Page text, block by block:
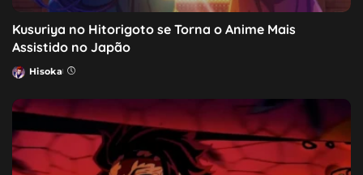
Kusuriya no Hitorigoto se Torna o Anime Mais
Assistido no Japão
Posted
Hisoka